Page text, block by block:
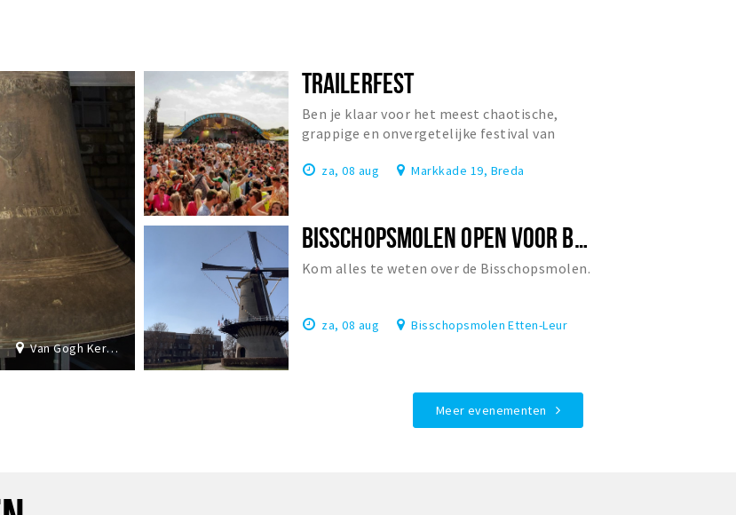
Van Gogh Kerk Etten-Leur
TRAILERFEST
Ben je klaar voor het meest chaotische,
grappige en onvergetelijke festival van
za, 08 aug Markkade 19, Breda
Kom alles te weten over de Bisschopsmolen.
za, 08 aug Bisschopsmolen Etten-Leur
Meer evenementen